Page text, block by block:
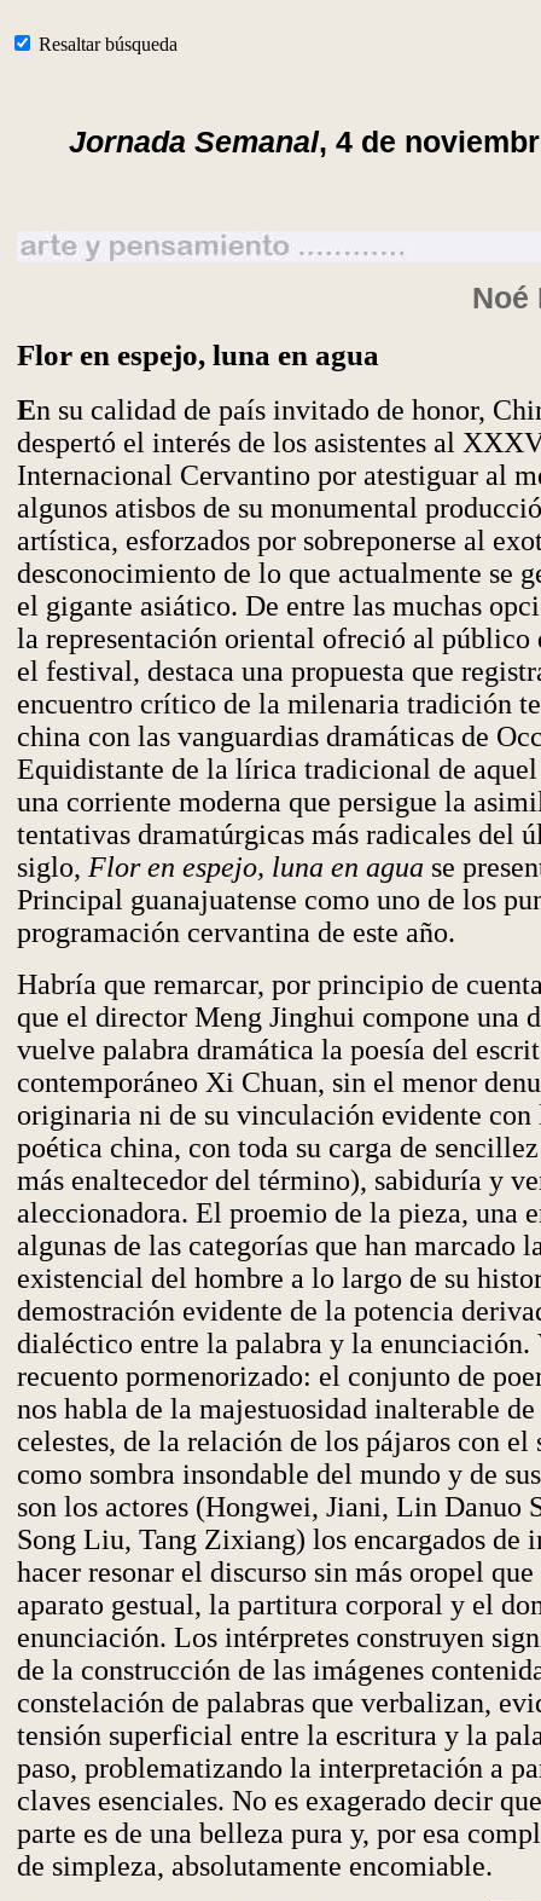
Resaltar búsqueda
Jornada Semanal, 4 de
Noé
Flor en espejo, luna en agua
En su calidad de país invitado de honor,
despertó el interés de los asistentes al
Internacional Cervantino por atestiguar al
algunos atisbos de su monumental
artística, esforzados por sobreponerse al
desconocimiento de lo que actualmente se
el gigante asiático. De entre las muchas
la representación oriental ofreció al público
el festival, destaca una propuesta que
encuentro crítico de la milenaria tradición
china con las vanguardias dramáticas de
Equidistante de la lírica tradicional de
una corriente moderna que persigue la
tentativas dramatúrgicas más radicales del
siglo, Flor en espejo, luna en agua se
Principal guanajuatense como uno de los
programación cervantina de este año.
Habría que remarcar, por principio de
que el director Meng Jinghui compone una
vuelve palabra dramática la poesía del
contemporáneo Xi Chuan, sin el menor
originaria ni de su vinculación evidente
poética china, con toda su carga de
más enaltecedor del término), sabiduría y
aleccionadora. El proemio de la pieza, una
algunas de las categorías que han marcado
existencial del hombre a lo largo de su
demostración evidente de la potencia
dialéctico entre la palabra y la enunciación.
recuento pormenorizado: el conjunto de
nos habla de la majestuosidad inalterable
celestes, de la relación de los pájaros con el
como sombra insondable del mundo y de
son los actores (Hongwei, Jiani, Lin Danuo
Song Liu, Tang Zixiang) los encargados de
hacer resonar el discurso sin más oropel
aparato gestual, la partitura corporal y el
enunciación. Los intérpretes construyen
de la construcción de las imágenes
constelación de palabras que verbalizan,
tensión superficial entre la escritura y la
paso, problematizando la interpretación a
claves esenciales. No es exagerado decir
parte es de una belleza pura y, por esa
de simpleza, absolutamente encomiable.